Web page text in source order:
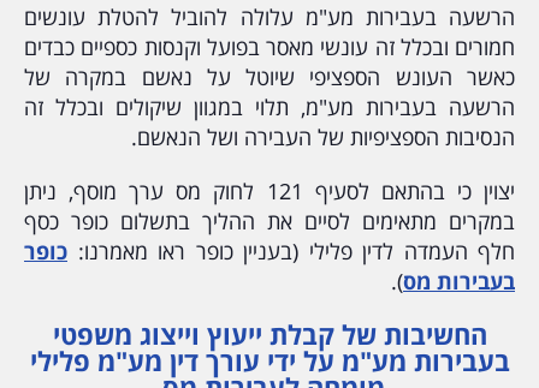
הרשעה בעבירות מע"מ עלולה להוביל להטלת עונשים
חמורים ובכלל זה עונשי מאסר בפועל וקנסות כספיים כבדים
כאשר העונש הספציפי שיוטל על נאשם במקרה של
הרשעה בעבירות מע"מ, תלוי במגוון שיקולים ובכלל זה
הנסיבות הספציפיות של העבירה ושל הנאשם.
יצוין כי בהתאם לסעיף 121 לחוק מס ערך מוסף, ניתן
במקרים מתאימים לסיים את ההליך בתשלום כופר כסף
חלף העמדה לדין פלילי (בעניין כופר ראו מאמרנו: כופר
בעבירות מס).
החשיבות של קבלת ייעוץ וייצוג משפטי
בעבירות מע"מ על ידי עורך דין מע"מ פלילי